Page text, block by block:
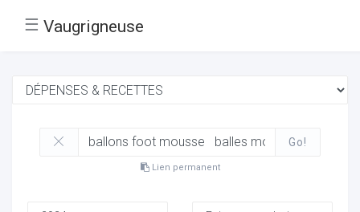
☰ Vaugrigneuse
Go!
Lien permanent